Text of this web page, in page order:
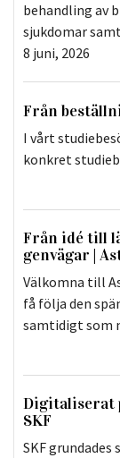
behandling av
sjukdomar
8 juni, 2026
Från
I vårt
konkret
Från idé till
genvägar |
Välkomna till
få följa den
samtidigt som
Digitaliserat
SKF
SKF